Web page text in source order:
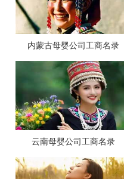
内蒙古母婴公司工商名录
云南母婴公司工商名录